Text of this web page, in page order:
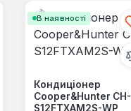
В наявності
Кондиціонер
Cooper&Hunter CH-
S12FTXAM2S-WP